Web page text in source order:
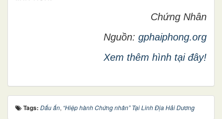
Chứng Nhân
Nguồn: gphaiphong.org
Xem thêm hình tại đây!
Tags: Dấu ấn, “Hiệp hành Chứng nhân” Tại Linh Địa Hải Dương